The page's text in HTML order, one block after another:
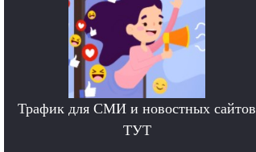
Трафик для СМИ и новостных сайтов
ТУТ